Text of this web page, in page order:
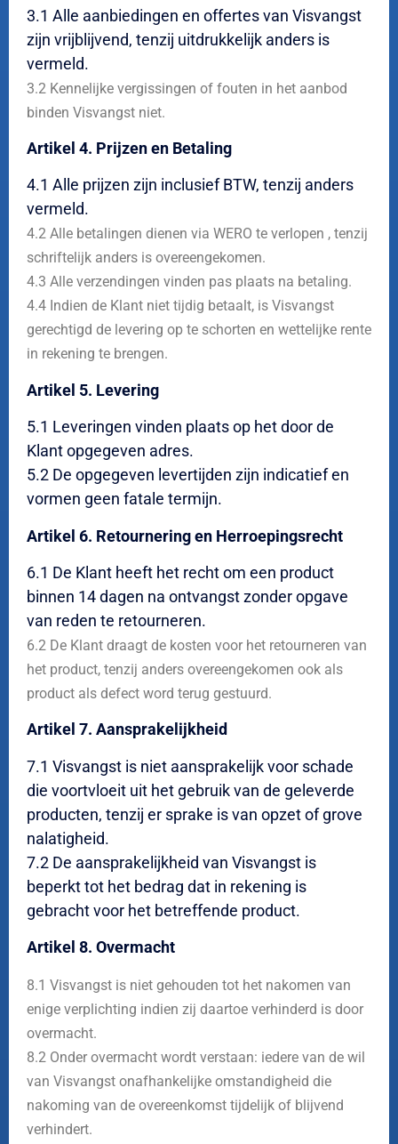
3.1 Alle aanbiedingen en offertes van Visvangst
zijn vrijblijvend, tenzij uitdrukkelijk anders is
vermeld.
3.2 Kennelijke vergissingen of fouten in het aanbod
binden Visvangst niet.
Artikel 4. Prijzen en Betaling
4.1 Alle prijzen zijn inclusief BTW, tenzij anders
vermeld.
4.2 Alle betalingen dienen via WERO te verlopen , tenzij
schriftelijk anders is overeengekomen.
4.3 Alle verzendingen vinden pas plaats na betaling.
4.4 Indien de Klant niet tijdig betaalt, is Visvangst
gerechtigd de levering op te schorten en wettelijke rente
in rekening te brengen.
Artikel 5. Levering
5.1 Leveringen vinden plaats op het door de
Klant opgegeven adres.
5.2 De opgegeven levertijden zijn indicatief en
vormen geen fatale termijn.
Artikel 6. Retournering en Herroepingsrecht
6.1 De Klant heeft het recht om een product
binnen 14 dagen na ontvangst zonder opgave
van reden te retourneren.
6.2 De Klant draagt de kosten voor het retourneren van
het product, tenzij anders overeengekomen ook als
product als defect word terug gestuurd.
Artikel 7. Aansprakelijkheid
7.1 Visvangst is niet aansprakelijk voor schade
die voortvloeit uit het gebruik van de geleverde
producten, tenzij er sprake is van opzet of grove
nalatigheid.
7.2 De aansprakelijkheid van Visvangst is
beperkt tot het bedrag dat in rekening is
gebracht voor het betreffende product.
Artikel 8. Overmacht
8.1 Visvangst is niet gehouden tot het nakomen van
enige verplichting indien zij daartoe verhinderd is door
overmacht.
8.2 Onder overmacht wordt verstaan: iedere van de wil
van Visvangst onafhankelijke omstandigheid die
nakoming van de overeenkomst tijdelijk of blijvend
verhindert.